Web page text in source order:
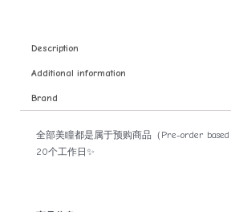
Description
Additional information
Brand
全部美瞳都是属于预购商品（Pre-order
20个工作日✨